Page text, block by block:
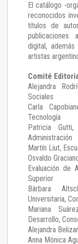
El catálogo -
reconocidos
títulos de
publicaciones
digital,
artistas
Comité
Alejandra
Sociales
Carla
Tecnología
Patricia Gutti,
Administración
Martín Liut,
Osvaldo
Evaluación de
Superior
Bárbara
Universitaria,
Mariana
Desarrollo,
Alejandra
Anna Mónica